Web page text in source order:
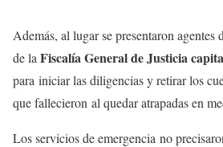
Además, al lugar se presentaron
de la Fiscalía General de Justicia
para iniciar las diligencias y retirar los
que fallecieron al quedar atrapadas en
Los servicios de emergencia no